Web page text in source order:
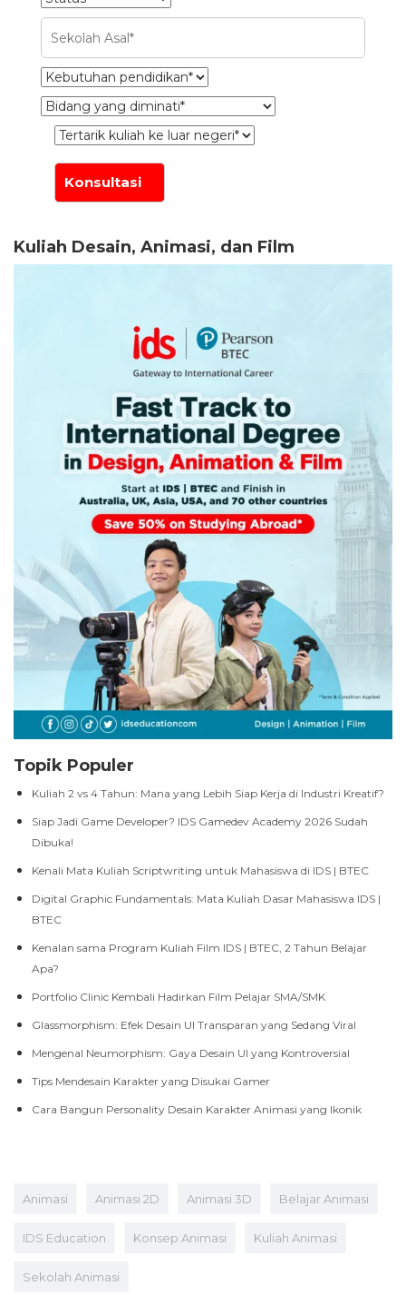
Kuliah Desain, Animasi, dan Film
Topik Populer
Kuliah 2 vs 4 Tahun: Mana yang Lebih Siap Kerja di Industri Kreatif?
Siap Jadi Game Developer? IDS Gamedev Academy 2026 Sudah
Dibuka!
Kenali Mata Kuliah Scriptwriting untuk Mahasiswa di IDS | BTEC
Digital Graphic Fundamentals: Mata Kuliah Dasar Mahasiswa IDS |
BTEC
Kenalan sama Program Kuliah Film IDS | BTEC, 2 Tahun Belajar
Apa?
Portfolio Clinic Kembali Hadirkan Film Pelajar SMA/SMK
Glassmorphism: Efek Desain UI Transparan yang Sedang Viral
Mengenal Neumorphism: Gaya Desain UI yang Kontroversial
Tips Mendesain Karakter yang Disukai Gamer
Cara Bangun Personality Desain Karakter Animasi yang Ikonik
Animasi Animasi 2D Animasi 3D Belajar Animasi
IDS Education Konsep Animasi Kuliah Animasi
Sekolah Animasi